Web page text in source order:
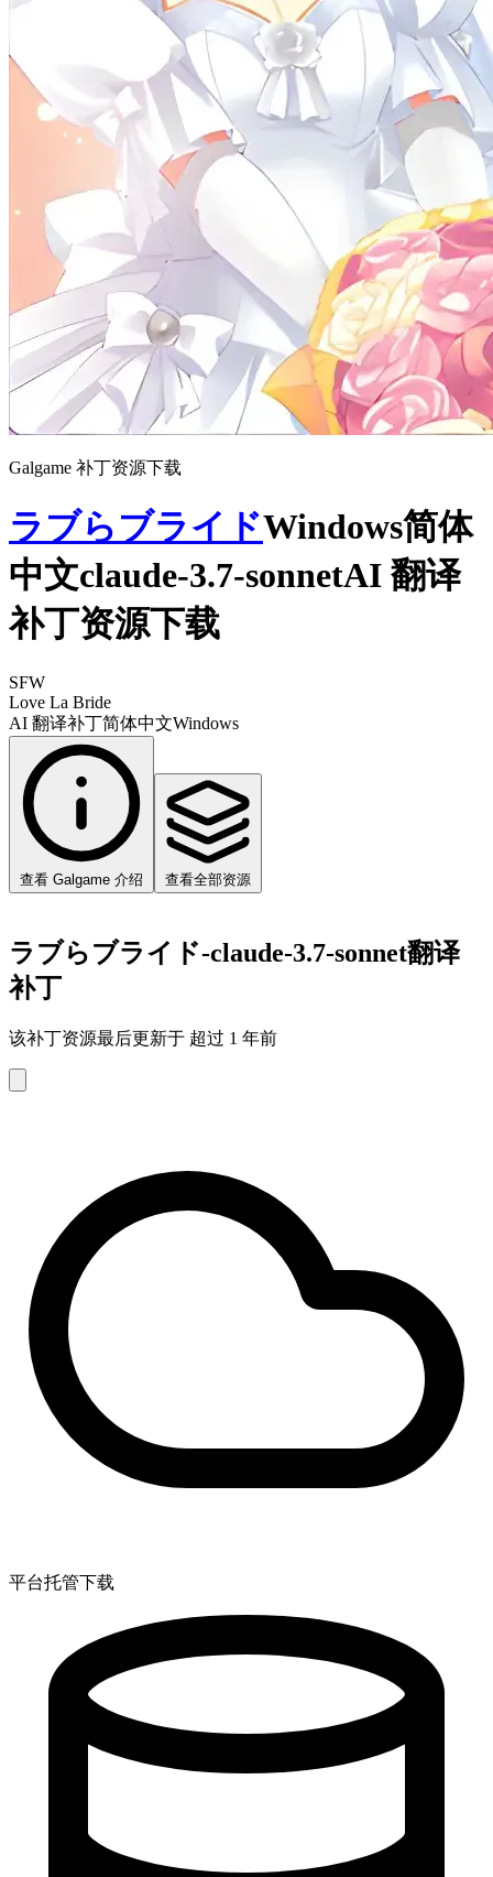
Galgame 补丁资源下载
ラブらブライドWindows简体
中文claude-3.7-sonnetAI 翻译
补丁资源下载
SFW
Love La Bride
AI 翻译补丁简体中文Windows
查看 Galgame 介绍 查看全部资源
ラブらブライド-claude-3.7-sonnet翻译
补丁
该补丁资源最后更新于 超过 1 年前
平台托管下载